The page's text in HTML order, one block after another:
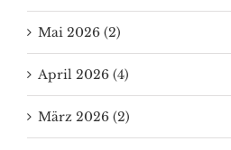
Mai 2026 (2)
April 2026 (4)
März 2026 (2)